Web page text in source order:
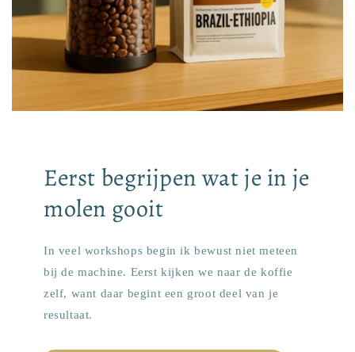
Eerst begrijpen wat je in je
molen gooit
In veel workshops begin ik bewust niet meteen
bij de machine. Eerst kijken we naar de koffie
zelf, want daar begint een groot deel van je
resultaat.